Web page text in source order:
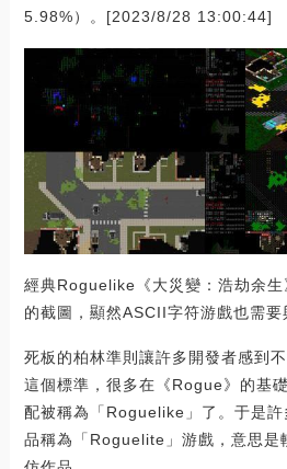
5.98%）。[2023/8/28 13:00:44]
經典Roguelike《大災變：浩劫余
的截圖，顯然ASCII字符游戲也需要
死板的柏林準則讓許多開發者感到
這個標準，很多在《Rogue》的基
配被稱為「Roguelike」了。于是
品稱為「Roguelite」游戲，意思是